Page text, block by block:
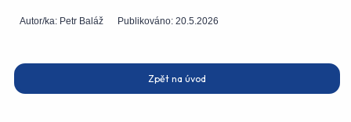
Autor/ka: Petr Baláž Publikováno: 20.5.2026
Zpět na úvod